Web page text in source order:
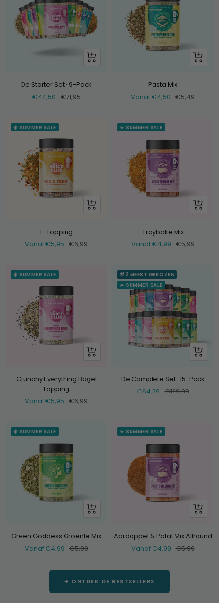
+
De Starter Set · 9-Pack
Verkoopprijs
€44,50 Normale
€71,95
Bekijk
Pasta Mix
Verkoopprijs
Vanaf €4,50 Normale
€5,49
☀️ SUMMER SALE
Bekijk
Ei Topping
Verkoopprijs
Vanaf €5,95 Normale
€6,99
☀️ SUMMER SALE
Bekijk
Traybake Mix
Verkoopprijs
Vanaf €4,99 Normale
€5,99
☀️ SUMMER SALE
Bekijk
Crunchy Everything Bagel
Topping
Verkoopprijs
Vanaf €5,95 Normale
€6,99
#2 MEEST GEKOZEN
☀️ SUMMER SALE
+
De Complete Set · 15-Pack
Verkoopprijs
€64,99 Normale
€109,99
☀️ SUMMER SALE
Bekijk
Green Goddess Groente Mix
Verkoopprijs
Vanaf €4,99 Normale
€5,99
☀️ SUMMER SALE
Bekijk
Aardappel & Patat Mix Allround
Verkoopprijs
Vanaf €4,99 Normale
€5,99
➔ ONTDEK DE BESTSELLERS